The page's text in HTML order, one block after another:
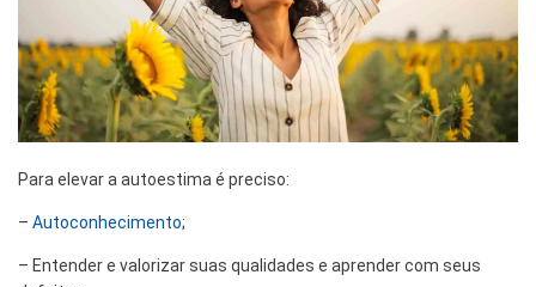
Para elevar a autoestima é preciso:
– Autoconhecimento;
– Entender e valorizar suas qualidades e aprender com seus